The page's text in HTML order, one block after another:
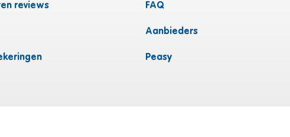
reviews FAQ
Aanbieders
Peasy